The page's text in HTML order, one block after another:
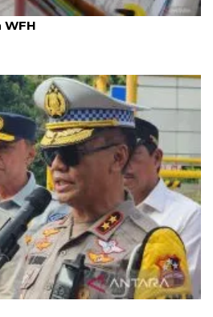
perhatikan sektor
way" arus balik Lebaran